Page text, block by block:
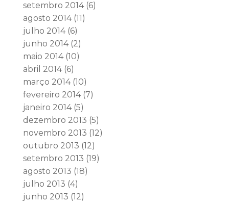
setembro 2014(6)
agosto 2014(11)
julho 2014(6)
junho 2014(2)
maio 2014(10)
abril 2014(6)
março 2014(10)
fevereiro 2014(7)
janeiro 2014(5)
dezembro 2013 (5)
novembro 2013 (12)
outubro 2013 (12)
setembro 2013 (19)
agosto 2013 (18)
julho 2013 (4)
junho 2013 (12)